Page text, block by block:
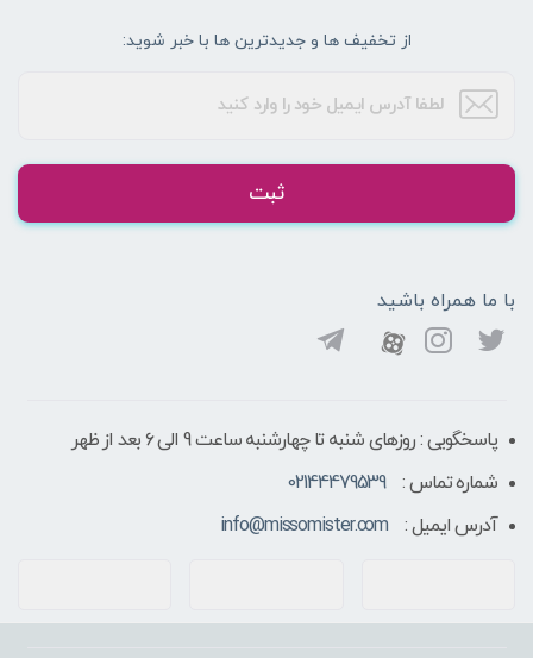
از تخفیف ها و جدیدترین ها با خبر شوید:
ثبت
با ما همراه باشید
پاسخگویی : روزهای شنبه تا چهارشنبه ساعت 9 الی ۶ بعد از ظهر
شماره تماس :
02144479539
آدرس ایمیل :
info@missomister.com